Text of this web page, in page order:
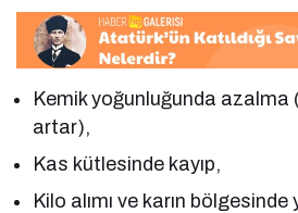
Kemik yoğunluğunda
artar),
Kas kütlesinde kayıp,
Kilo alımı ve karın